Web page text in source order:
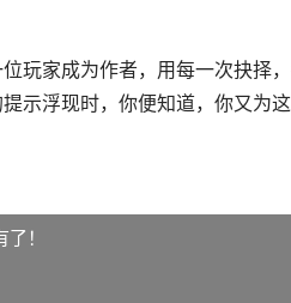
玩家成为作者，用每一次抉择
示浮现时，你便知道，你又为这
！